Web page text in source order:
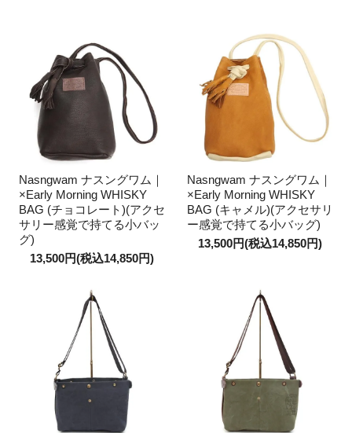
Nasngwam ナスングワム｜
×Early Morning WHISKY
BAG (チョコレート)(アクセ
サリー感覚で持てる小バッ
グ)
13,500円(税込14,850円)
Nasngwam ナスングワム｜
×Early Morning WHISKY
BAG (キャメル)(アクセサリ
ー感覚で持てる小バッグ)
13,500円(税込14,850円)